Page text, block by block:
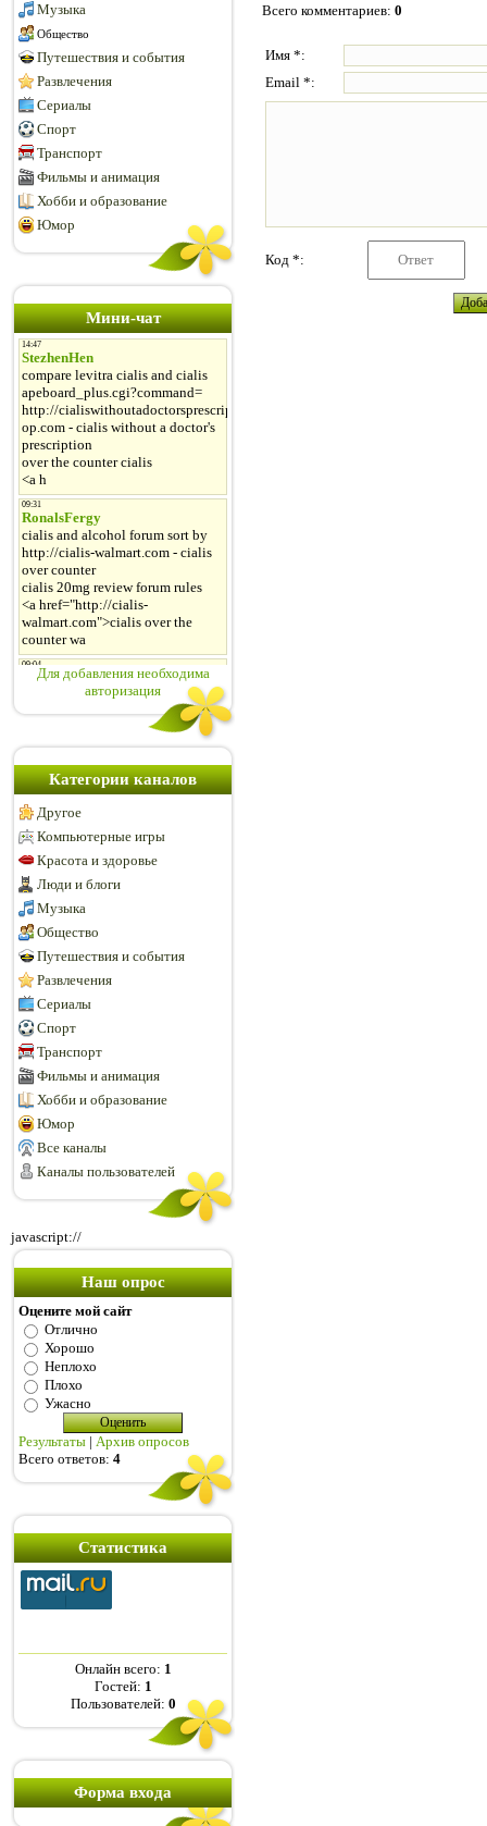
Музыка
Общество
Путешествия и события
Развлечения
Сериалы
Спорт
Транспорт
Фильмы и анимация
Хобби и образование
Юмор
Мини-чат
Для добавления необходима
авторизация
Категории каналов
Другое
Компьютерные игры
Красота и здоровье
Люди и блоги
Музыка
Общество
Путешествия и события
Развлечения
Сериалы
Спорт
Транспорт
Фильмы и анимация
Хобби и образование
Юмор
Все каналы
Каналы пользователей
javascript://
Наш опрос
Оцените мой сайт
Отлично
Хорошо
Неплохо
Плохо
Ужасно
Результаты | Архив опросов
Всего ответов: 4
Статистика
Онлайн всего: 1
Гостей: 1
Пользователей: 0
Форма входа
Всего комментариев: 0
Имя *:
Email *:
Код *: